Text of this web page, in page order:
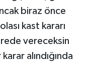
biraz önce
kast kararı
vereceksin
alındığında